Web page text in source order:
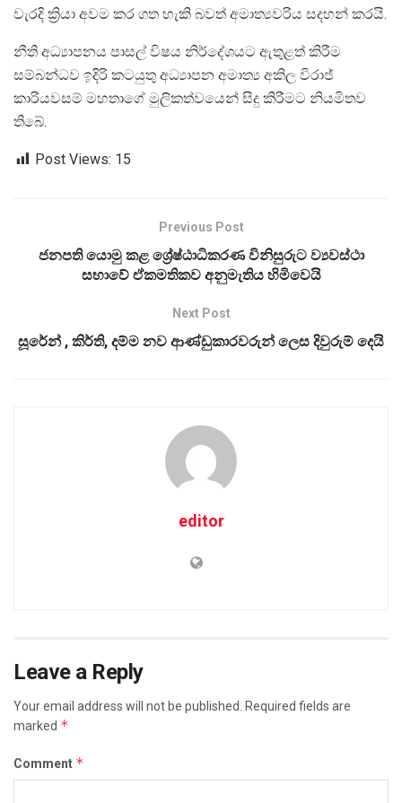
වැරදි ක්‍රියා අවම කර ගත හැකි බවත් අමාත්‍යවරිය සදහන් කරයි.
නීති අධ්‍යාපනය පාසල් විෂය නිර්දේශයට ඇතුළත් කිරීම
සම්බන්ධව ඉදිරි කටයුතු අධ්‍යාපන අමාත්‍ය අකිල විරාජ්
කාරියවසම් මහතාගේ මුලිකත්වයෙන් සිදු කිරීමට නියමිතව
තිබේ.
Post Views: 15
Previous Post
ජනපති යොමු කළ ශ්‍රේෂ්ඨාධිකරණ විනිසුරුට ව්‍යවස්ථා
සභාවේ ඒකමතිකව අනුමැතිය හිමිවෙයි
Next Post
සූරේන් , කිර්ති, දම්ම නව ආණ්ඩුකාරවරුන් ලෙස දිවුරුම් දෙයි
editor
Leave a Reply
Your email address will not be published.
Required fields are
marked *
Comment *